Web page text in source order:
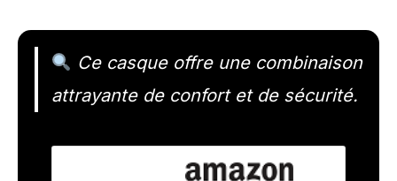
Ce casque offre une combinaison
attrayante de confort et de sécurité.